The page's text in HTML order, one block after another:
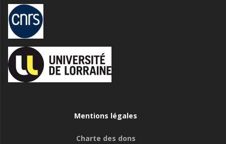
Mentions légales
Charte des dons